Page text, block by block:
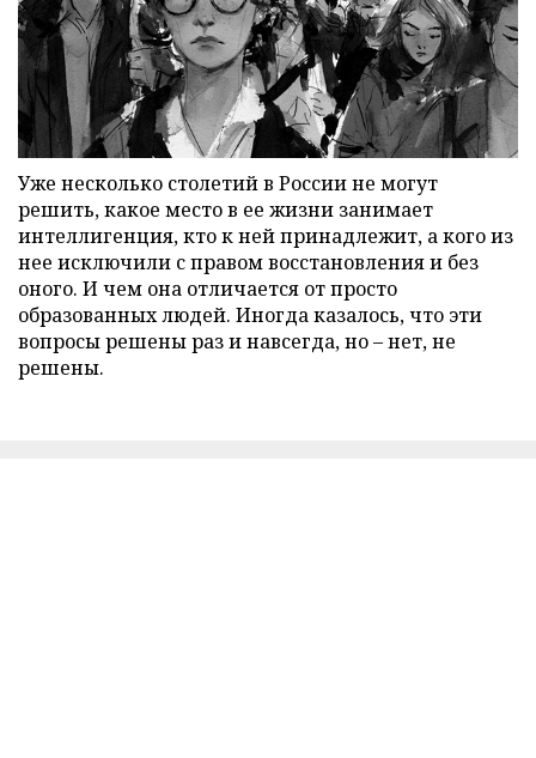
Уже несколько столетий в России не могут
решить, какое место в ее жизни занимает
интеллигенция, кто к ней принадлежит, а кого из
нее исключили с правом восстановления и без
оного. И чем она отличается от просто
образованных людей. Иногда казалось, что эти
вопросы решены раз и навсегда, но – нет, не
решены.